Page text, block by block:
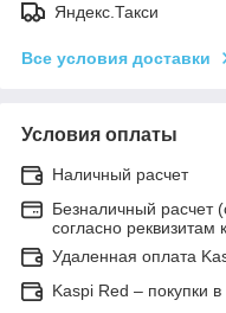
Яндекс.Такси
Все условия доставки
Условия оплаты
Наличный расчет
Безналичный расчет
согласно реквизитам
Удаленная оплата
Kaspi Red – покупки в